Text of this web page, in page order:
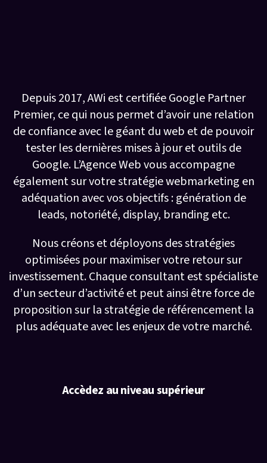
Depuis 2017, AWi est certifiée Google Partner
Premier, ce qui nous permet d’avoir une relation
de confiance avec le géant du web et de pouvoir
tester les dernières mises à jour et outils de
Google. L’Agence Web vous accompagne
également sur votre stratégie webmarketing en
adéquation avec vos objectifs : génération de
leads, notoriété, display, branding etc.
Nous créons et déployons des stratégies
optimisées pour maximiser votre retour sur
investissement. Chaque consultant est spécialiste
d’un secteur d’activité et peut ainsi être force de
proposition sur la stratégie de référencement la
plus adéquate avec les enjeux de votre marché.
Accèdez au niveau supérieur